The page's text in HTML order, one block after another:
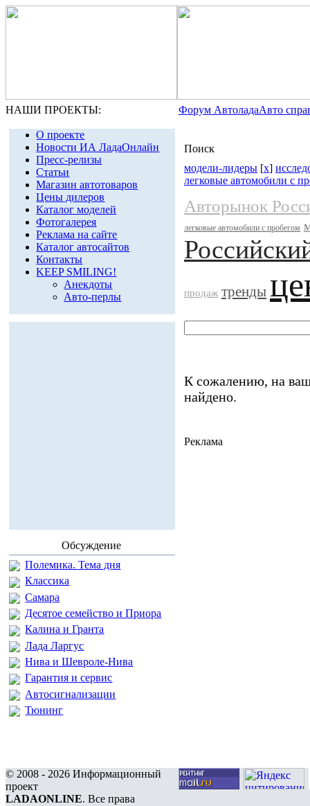
НАШИ ПРОЕКТЫ: Форум АвтоладаАвто
О проекте
Новости ИА ЛадаОнлайн
Пресс-релизы
Статьи
Магазин автотоваров
Цены дилеров
Каталог моделей
Фотогалерея
Реклама на сайте
Каталог автосайтов
Контакты
KEEP SMILING!
Анекдоты
Авто-перлы
Обсуждение
Полемика. Тема дня
Классика
Самара
Десятое семейство и Приора
Калина и Гранта
Лада Ларгус
Нива и Шевроле-Нива
Гарантия и сервис
Автосигнализации
Тюнинг
Поиск
модели-лидеры [x]
легковые автомобили с
Авторынок
легковые автомобили с пробегом
продаж тренды
К сожалению, на
найдено.
Реклама
© 2008 - 2026 Информационный
проект
LADAONLINE. Все права